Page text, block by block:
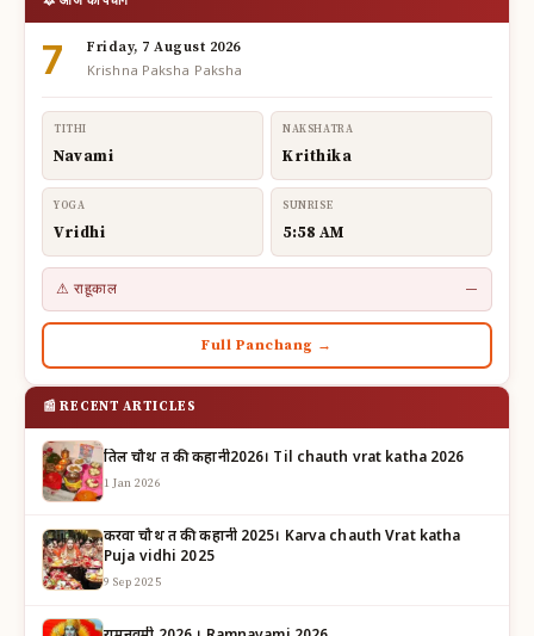
7 Friday, 7 August 2026
Krishna Paksha Paksha
TITHI
Navami
NAKSHATRA
Krithika
YOGA
Vridhi
SUNRISE
5:58 AM
⚠ राहूकाल —
Full Panchang →
📰 RECENT ARTICLES
तिल चौथ व्रत की कहानी2026। Til chauth vrat katha 2026
1 Jan 2026
करवा चौथ व्रत की कहानी 2025। Karva chauth Vrat katha
Puja vidhi 2025
9 Sep 2025